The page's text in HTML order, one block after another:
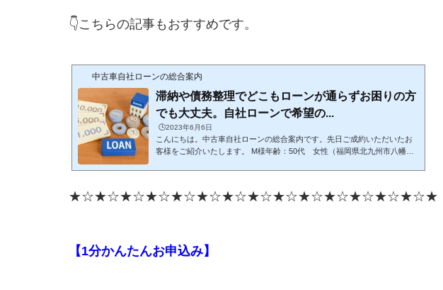
👇こちらの記事もおすすめです。
中古車自社ローンの総合案内
滞納や債務整理でどこもローンが通らずお困りの方
でも大丈夫。自社ローンで希望の...
🕒️2023年6月6日
こんにちは。中古車自社ローンの総合案内です。先日ご成約いただいたお
客様をご紹介いたします。 M様年齢：50代 女性（福岡県北九州市八幡西
乗り換えをご希望でした。 ■審査の結果審査の結果、無事ローン通過し
★☆★☆★☆★☆★☆★☆★☆★☆★☆★☆★☆★☆★☆★☆★
【1分かんたんお申込み】